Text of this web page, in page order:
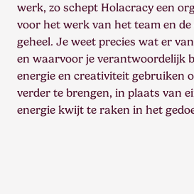
werk, zo schept Holacracy een
voor het werk van het team en
geheel. Je weet precies wat er
en waarvoor je verantwoordelijk
energie en creativiteit gebruiken
verder te brengen, in plaats van
energie kwijt te raken in het